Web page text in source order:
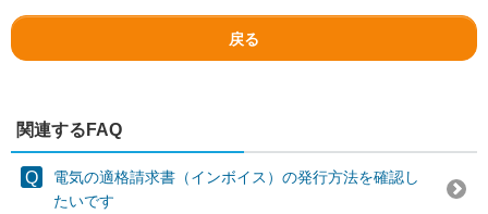
戻る
関連するFAQ
電気の適格請求書（インボイス）の発行方法を確認し
たいです